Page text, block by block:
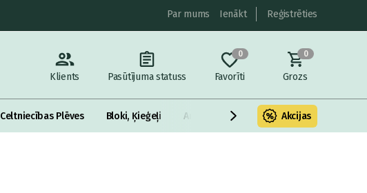
Par mums Ienākt Reģistrēties
Klients
Pasūtījuma statuss
0
Favorīti
0
Grozs
Celtniecības Plēves Bloki, Ķieģeļi Armatūra un metāls Fasādes
Akcijas